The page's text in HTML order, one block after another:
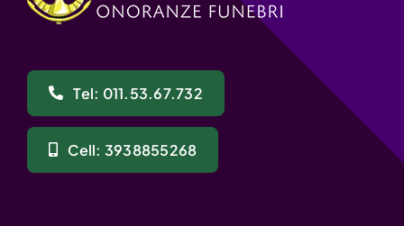
Tel: 011.53.67.732
Cell: 3938855268